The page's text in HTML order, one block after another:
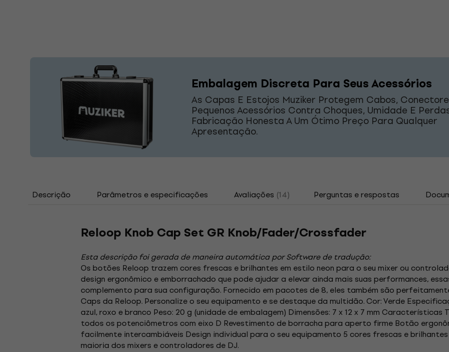
Embalagem Discreta Para Seus Acessórios
As Capas E Estojos Muziker Protegem Cabos,
Pequenos Acessórios Contra Choques, Umidade E
Fabricação Honesta A Um Ótimo Preço Para Qualquer
Apresentação.
Descrição Parâmetros e especificações Avaliações (14) Perguntas e respostas
Reloop Knob Cap Set GR Knob/Fader/Crossfader
Esta descrição foi gerada de maneira automática por Software de tradução:
Os botões Reloop trazem cores frescas e brilhantes em estilo neon para o seu mixer ou
design ergonômico e emborrachado que pode ajudar a elevar ainda mais suas performances,
complemento para sua configuração. Fornecido em pacotes de 8, eles também são
Caps da Reloop. Personalize o seu equipamento e se destaque da multidão. Cor: Verde
azul, roxo e branco Peso: 20 g (unidade de embalagem) Dimensões: 7 x 12 x 7 mm
todos os potenciômetros com eixo D Revestimento de borracha para aperto firme Botão
facilmente intercambiáveis ​​Design individual para o seu equipamento 5 cores frescas e
maioria dos mixers e controladores de DJ.